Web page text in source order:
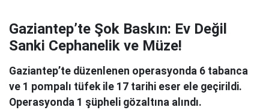
Gaziantep’te Şok Baskın: Ev Değil
Sanki Cephanelik ve Müze!
Gaziantep’te düzenlenen operasyonda 6 tabanca
ve 1 pompalı tüfek ile 17 tarihi eser ele geçirildi.
Operasyonda 1 şüpheli gözaltına alındı.